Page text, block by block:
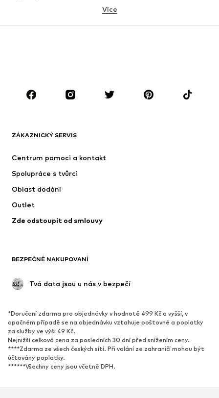
ZNAČKY
ADIDAS ORIGINALS
NIKE
Více
ZÁKAZNICKÝ SERVIS
Centrum pomoci a kontakt
Spolupráce s tvůrci
Oblast dodání
Outlet
Zde odstoupit od smlouvy
BEZPEČNÉ NAKUPOVANÍ
Tvá data jsou u nás v bezpečí
*Doručení zdarma pro objednávky v hodnotě 499 Kč a vyšší, v
opačném případě se na objednávku vztahuje poštovné a poplatky
za služby ve výši 49 Kč.
Nejnižší celková cena za posledních 30 dní před snížením ceny.
****Zdarma ze všech českých sítí. Při volání ze zahraničí mohou být
účtovány poplatky.
******Všechny ceny jsou včetně DPH.